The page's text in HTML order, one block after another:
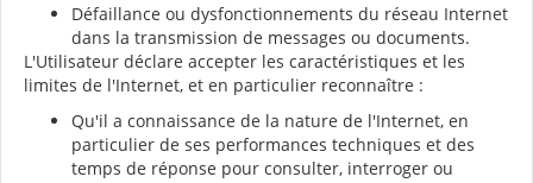
Défaillance ou dysfonctionnements du réseau Internet
dans la transmission de messages ou documents.
L'Utilisateur déclare accepter les caractéristiques et les
limites de l'Internet, et en particulier reconnaître :
Qu'il a connaissance de la nature de l'Internet, en
particulier de ses performances techniques et des
temps de réponse pour consulter, interroger ou